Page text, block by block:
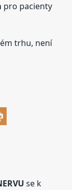
pro pacienty
trhu, není
se k